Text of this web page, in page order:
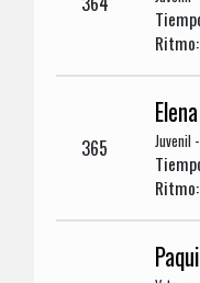
365 Juvenil